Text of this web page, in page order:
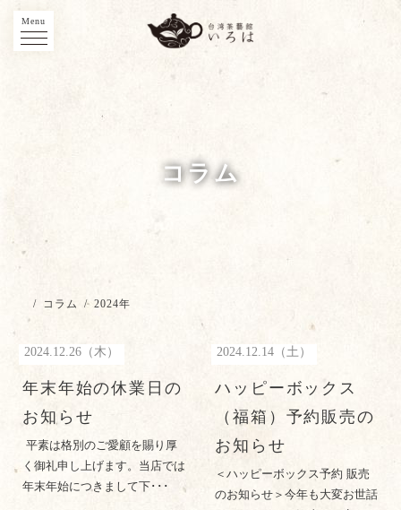
Menu
コラム
/ コラム / 2024年
2024.12.26（木）
年末年始の休業日の
お知らせ
平素は格別のご愛顧を賜り厚
く御礼申し上げます。当店では
年末年始につきまして下･･･
2024.12.14（土）
ハッピーボックス
（福箱）予約販売の
お知らせ
＜ハッピーボックス予約 販売
のお知らせ＞今年も大変お世話